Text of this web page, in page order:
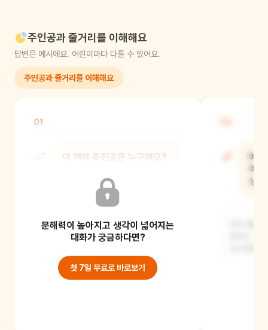
주인공과 줄거리를 이해해요
답변은 예시에요. 어린이마다 다를 수 있어요.
주인공과 줄거리를 이해해요
01
이 책의 주인공은 누구예요?
축구왕이 되고 싶은 예준이라는
문해력이 높아지고 생각이 넓어지는
대화가 궁금하다면?
첫 7일 무료로 바로보기
예
어
생
자기 혼자
생각했어요.